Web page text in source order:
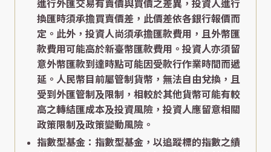
進行外匯交易有賣價與買價之差異，投資人進行
換匯時須承擔買賣價差，此價差依各銀行報價而
定。此外，投資人尚須承擔匯款費用，且外幣匯
款費用可能高於新臺幣匯款費用。投資人亦須留
意外幣匯款到達時點可能因受款行作業時間而遞
延。人民幣目前屬管制貨幣，無法自由兌換，且
受到外匯管制及限制，相較於其他貨幣可能有較
高之轉結匯成本及投資風險，投資人應留意相關
政策限制及政策變動風險。
指數型基金：指數型基金，以追蹤標的指數之績